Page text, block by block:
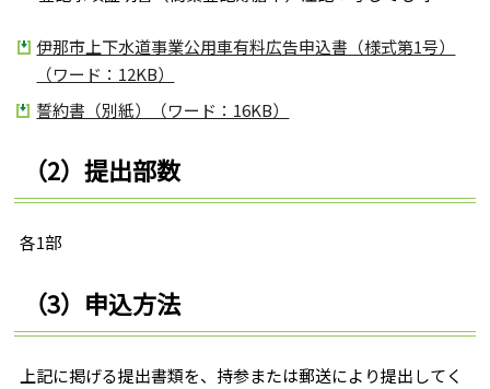
伊那市上下水道事業公用車有料広告申込書（様式第1号）
（ワード：12KB）
誓約書（別紙）（ワード：16KB）
（2）提出部数
各1部
（3）申込方法
上記に掲げる提出書類を、持参または郵送により提出してく